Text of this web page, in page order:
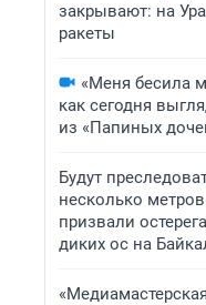
закрывают: на
ракеты
«Меня бесила
как сегодня
из «Папиных
Будут
несколько
призвали
диких ос на